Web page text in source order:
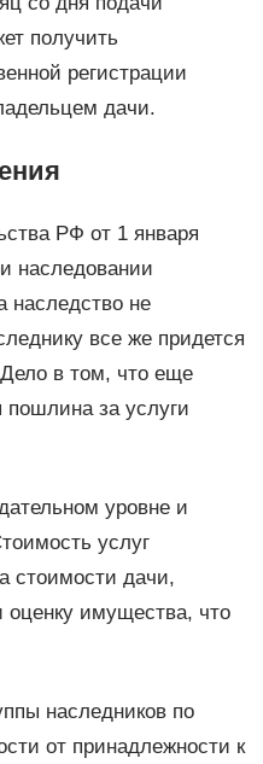
получить
регистрации
дачи.
РФ от 1 января
наследовании
наследство не
все же придется
в том, что еще
пошлина за услуги
уровне и
услуг
стоимости дачи,
оценку имущества, что
наследников по
от принадлежности к